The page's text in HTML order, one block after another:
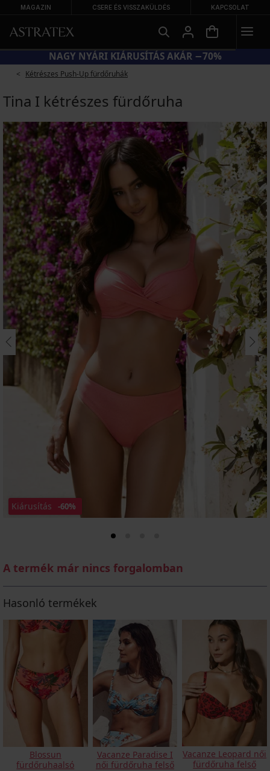
MAGAZIN CSERE ÉS VISSZAKÜLDÉS KAPCSOLAT
NAGY NYÁRI KIÁRUSÍTÁS AKÁR −70%
Kétrészes Push-Up fürdőruhák
Tina I kétrészes fürdőruha
Kiárusítás -60%
A termék már nincs forgalomban
Hasonló termékek
Blossun
fürdőruhaalsó
Vacanze Paradise I
női fürdőruha felső
Vacanze Leopard női
fürdőruha felső